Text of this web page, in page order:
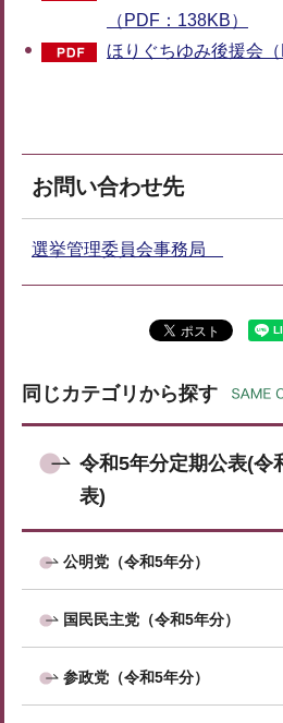
（PDF：138KB）
ほりぐちゆみ後援会（
お問い合わせ先
選挙管理委員会事務局
同じカテゴリから探す
令和5年分定期公表(令
表)
公明党（令和5年分）
国民民主党（令和5年分）
参政党（令和5年分）